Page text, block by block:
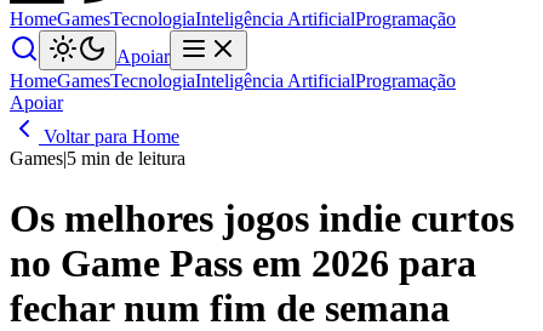
HomeGamesTecnologiaInteligência ArtificialProgramação
Apoiar
HomeGamesTecnologiaInteligência ArtificialProgramação
Apoiar
Voltar para Home
Games|5 min de leitura
Os melhores jogos indie curtos
no Game Pass em 2026 para
fechar num fim de semana